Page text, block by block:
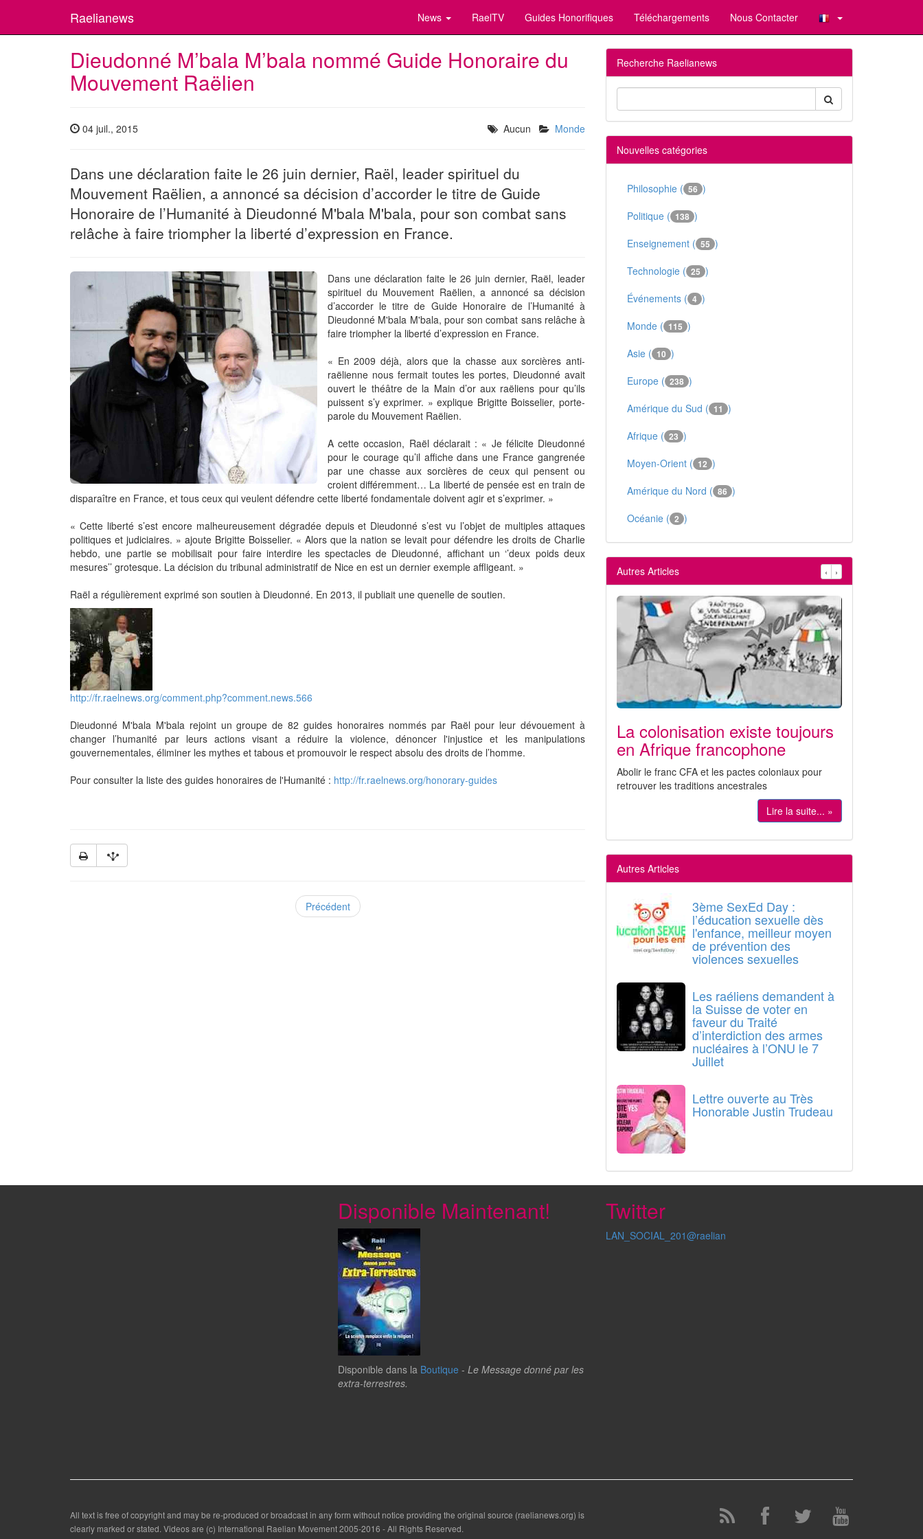
Raelianews News RaelTV Guides Honorifiques Téléchargements Nous Contacter
Dieudonné M’bala M’bala nommé Guide Honoraire du
Mouvement Raëlien
04 juil., 2015 Aucun Monde
Dans une déclaration faite le 26 juin dernier, Raël, leader spirituel du
Mouvement Raëlien, a annoncé sa décision d’accorder le titre de Guide
Honoraire de l’Humanité à Dieudonné M'bala M'bala, pour son combat sans
relâche à faire triompher la liberté d’expression en France.
Dans une déclaration faite le 26 juin dernier, Raël, leader
spirituel du Mouvement Raëlien, a annoncé sa décision
d’accorder le titre de Guide Honoraire de l’Humanité à
Dieudonné M'bala M'bala, pour son combat sans relâche à
faire triompher la liberté d’expression en France.
« En 2009 déjà, alors que la chasse aux sorcières anti-
raëlienne nous fermait toutes les portes, Dieudonné avait
ouvert le théâtre de la Main d’or aux raëliens pour qu’ils
puissent s’y exprimer. » explique Brigitte Boisselier, porte-
parole du Mouvement Raëlien.
A cette occasion, Raël déclarait : « Je félicite Dieudonné
pour le courage qu’il affiche dans une France gangrenée
par une chasse aux sorcières de ceux qui pensent ou
croient différemment… La liberté de pensée est en train de
disparaître en France, et tous ceux qui veulent défendre cette liberté fondamentale doivent agir et s’exprimer. »
« Cette liberté s’est encore malheureusement dégradée depuis et Dieudonné s’est vu l’objet de multiples attaques
politiques et judiciaires. » ajoute Brigitte Boisselier. « Alors que la nation se levait pour défendre les droits de Charlie
hebdo, une partie se mobilisait pour faire interdire les spectacles de Dieudonné, affichant un ‘’deux poids deux
mesures’’ grotesque. La décision du tribunal administratif de Nice en est un dernier exemple affligeant. »
Raël a régulièrement exprimé son soutien à Dieudonné. En 2013, il publiait une quenelle de soutien.
http://fr.raelnews.org/comment.php?comment.news.566
Dieudonné M'bala M'bala rejoint un groupe de 82 guides honoraires nommés par Raël pour leur dévouement à
changer l’humanité par leurs actions visant a réduire la violence, dénoncer l'injustice et les manipulations
gouvernementales, éliminer les mythes et tabous et promouvoir le respect absolu des droits de l’homme.
Pour consulter la liste des guides honoraires de l'Humanité : http://fr.raelnews.org/honorary-guides
Précédent
Recherche Raelianews
Nouvelles catégories
Philosophie ( 56 )
Politique ( 138 )
Enseignement ( 55 )
Technologie ( 25 )
Événements ( 4 )
Monde ( 115 )
Asie ( 10 )
Europe ( 238 )
Amérique du Sud ( 11 )
Afrique ( 23 )
Moyen-Orient ( 12 )
Amérique du Nord ( 86 )
Océanie ( 2 )
Autres Articles ‹ ›
La colonisation existe toujours
en Afrique francophone
Abolir le franc CFA et les pactes coloniaux pour
retrouver les traditions ancestrales
Lire la suite... »
Autres Articles
3ème SexEd Day :
l’éducation sexuelle dès
l'enfance, meilleur moyen
de prévention des
violences sexuelles
Les raéliens demandent à
la Suisse de voter en
faveur du Traité
d’interdiction des armes
nucléaires à l’ONU le 7
Juillet
Lettre ouverte au Très
Honorable Justin Trudeau
Disponible Maintenant!
Disponible dans la Boutique - Le Message donné par les
extra-terrestres.
Twitter
LAN_SOCIAL_201@raelian
All text is free of copyright and may be re-produced or broadcast in any form without notice providing the original source (raelianews.org) is
clearly marked or stated. Videos are (c) International Raelian Movement 2005-2016 - All Rights Reserved.